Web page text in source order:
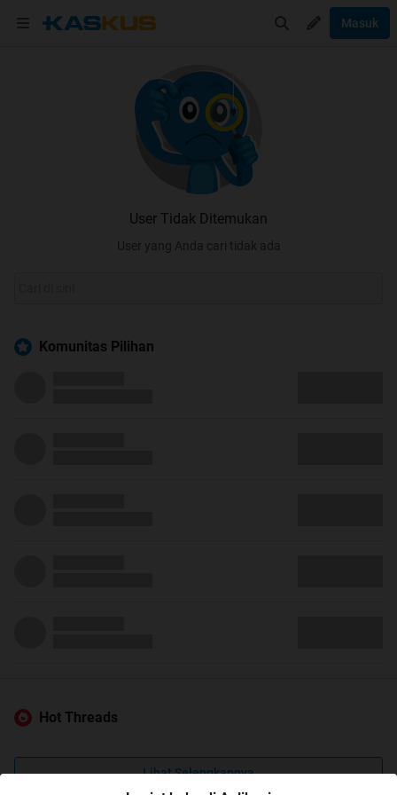
Masuk
User Tidak Ditemukan
User yang Anda cari tidak ada
Komunitas Pilihan
Hot Threads
Lihat Selengkapnya